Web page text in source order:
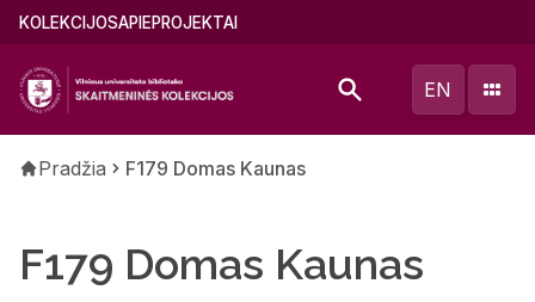
Pereiti
pagrindinį
turinį
Main
(lithuanian)
KOLEKCIJOSAPIEPROJEKTAI
EN
Kelias
Pradžia F179 Domas Kaunas
F179 Domas Kaunas